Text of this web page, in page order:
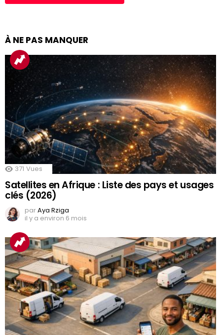
À NE PAS MANQUER
371 Vues
Satellites en Afrique : Liste des pays et usages
clés (2026)
parAya Rziga
il y a environ 6 mois